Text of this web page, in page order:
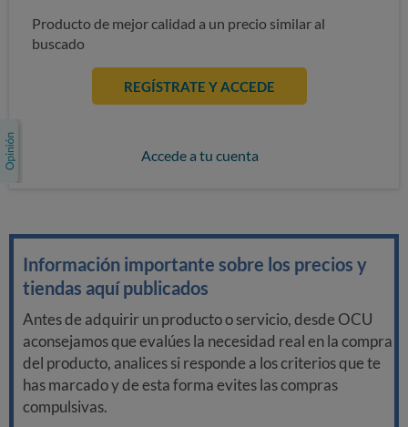
Producto de mejor calidad a un precio similar al
buscado
REGÍSTRATE Y ACCEDE
Accede a tu cuenta
Información importante sobre los precios y
tiendas aquí publicados
Antes de adquirir un producto o servicio, desde OCU
aconsejamos que evalúes la necesidad real en la compra
del producto, analices si responde a los criterios que te
has marcado y de esta forma evites las compras
compulsivas.